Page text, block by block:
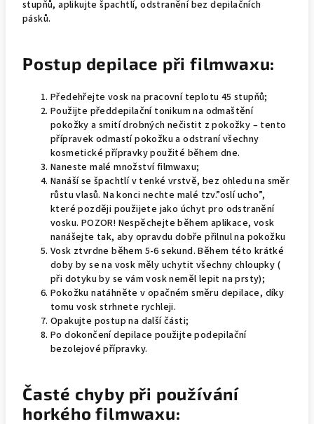
stupňů, aplikujte špachtlí, odstranění bez depilačních
pásků.
Postup depilace při filmwaxu:
Předehřejte vosk na pracovní teplotu 45 stupňů;
Použijte předdepilační tonikum na odmaštění
pokožky a smití drobných nečistit z pokožky – tento
přípravek odmastí pokožku a odstraní všechny
kosmetické přípravky použité během dne.
Naneste malé množství filmwaxu;
Nanáší se špachtlí v tenké vrstvě, bez ohledu na směr
růstu vlasů. Na konci nechte malé tzv.”oslí ucho”,
které později použijete jako úchyt pro odstranění
vosku. POZOR! Nespěchejte během aplikace, vosk
nanášejte tak, aby opravdu dobře přilnul na pokožku
Vosk ztvrdne během 5-6 sekund. Během této krátké
doby by se na vosk měly uchytit všechny chloupky (
při dotyku by se vám vosk neměl lepit na prsty);
Pokožku natáhněte v opačném směru depilace, díky
tomu vosk strhnete rychleji.
Opakujte postup na další části;
Po dokončení depilace použijte podepilační
bezolejové přípravky.
Časté chyby při používání
horkého filmwaxu: